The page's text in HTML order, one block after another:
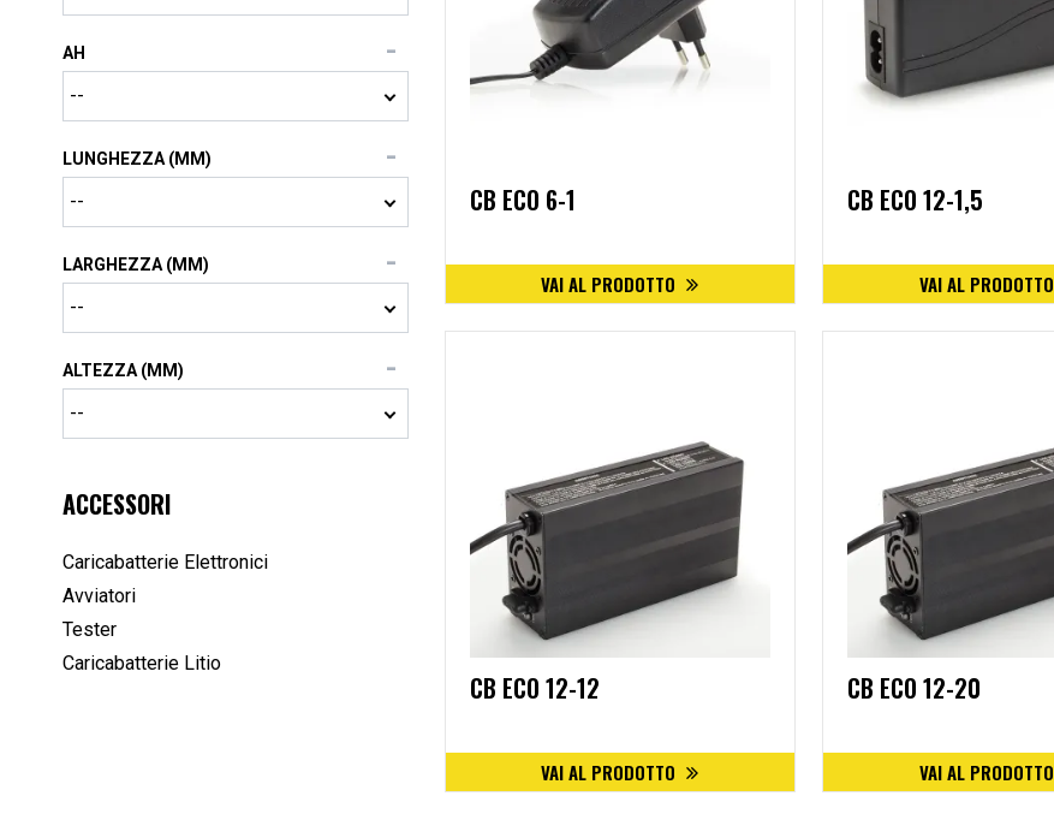
CB ECO 6-1
VAI AL PRODOTTO
CB ECO 12-1,5
VAI AL PRODOTTO
CB ECO 12-12
VAI AL PRODOTTO
CB ECO 12-20
VAI AL PRODOTTO
AH
LUNGHEZZA (MM)
LARGHEZZA (MM)
ALTEZZA (MM)
ACCESSORI
Caricabatterie Elettronici
Avviatori
Tester
Caricabatterie Litio